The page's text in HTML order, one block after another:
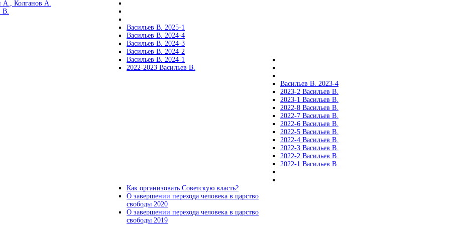
А., Колганов А.
В.
Васильев В. 2025-1
Васильев В. 2024-4
Васильев В. 2024-3
Васильев В. 2024-2
Васильев В. 2024-1
2022-2023 Васильев В.
Васильев В. 2023-4
2023-2 Васильев В.
2023-1 Васильев В.
2022-8 Васильев В.
2022-7 Васильев В.
2022-6 Васильев В.
2022-5 Васильев В.
2022-4 Васильев В.
2022-3 Васильев В.
2022-2 Васильев В.
2022-1 Васильев В.
Как организовать Советскую власть?
О завершении перехода человека в царство
свободы 2020
О завершении перехода человека в царство
свободы 2019